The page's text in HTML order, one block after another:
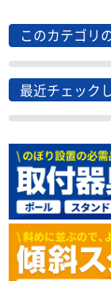
このカテゴリ
最近チェック